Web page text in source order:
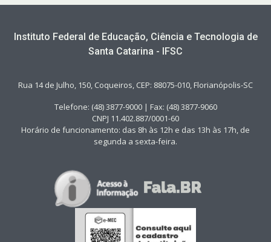
Instituto Federal de Educação, Ciência e Tecnologia de
Santa Catarina - IFSC
Rua 14 de Julho, 150, Coqueiros, CEP: 88075-010, Florianópolis-SC
Telefone: (48) 3877-9000 | Fax: (48) 3877-9060
CNPJ 11.402.887/0001-60
Horário de funcionamento: das 8h às 12h e das 13h às 17h, de
segunda a sexta-feira.